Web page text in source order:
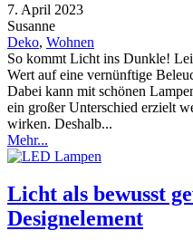
7. April 2023
Susanne
Deko, Wohnen
So kommt Licht ins Dunkle!
Wert auf eine vernünftige
Dabei kann mit schönen
ein großer Unterschied erzielt
wirken. Deshalb...
Mehr...
Licht als bewusst
Designelement